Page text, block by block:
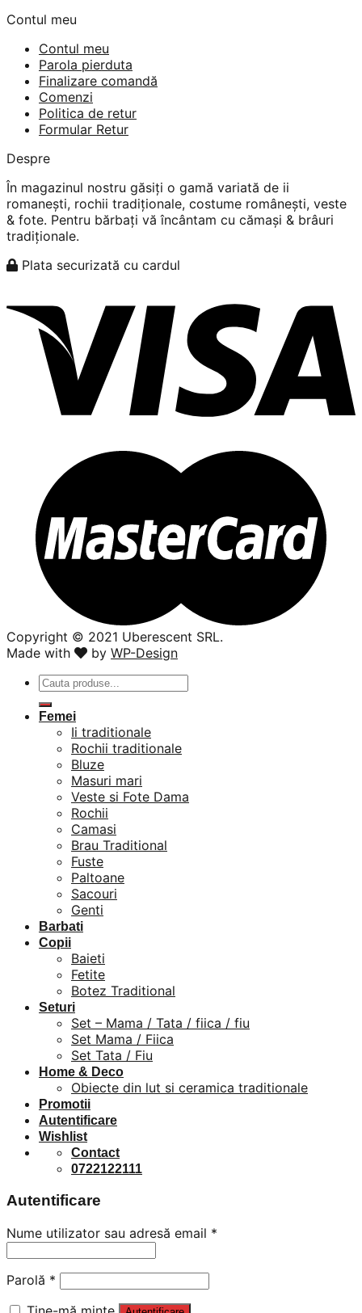
Contul meu
Contul meu
Parola pierduta
Finalizare comandă
Comenzi
Politica de retur
Formular Retur
Despre
În magazinul nostru găsiți o gamă variată de ii
romanești, rochii tradiționale, costume românești, veste
& fote. Pentru bărbați vă încântam cu cămași & brâuri
tradiționale.
Plata securizată cu cardul
Copyright ©️ 2021 Uberescent SRL.
Made with
by WP-Design
Caută
Femei
Ii traditionale
Rochii traditionale
Bluze
Masuri mari
Veste si Fote Dama
Rochii
Camasi
Brau Traditional
Fuste
Paltoane
Sacouri
Genti
Barbati
Copii
Baieti
Fetite
Botez Traditional
Seturi
Set – Mama / Tata / fiica / fiu
Set Mama / Fiica
Set Tata / Fiu
Home & Deco
Obiecte din lut si ceramica traditionale
Promotii
Autentificare
Wishlist
Contact
0722122111
Autentificare
Nume utilizator sau adresă email *
Parolă *